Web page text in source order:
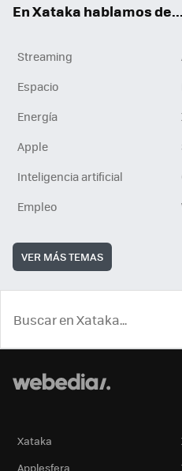
En Xataka hablamos de...
Streaming
Espacio
Energía
Apple
Inteligencia artificial
Empleo
VER MÁS TEMAS
Xataka
Applesfera